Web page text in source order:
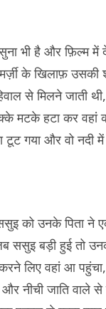
भी है और फ़िल्म में
के खिलाफ़ उसकी
से मिलने जाती
मटके हटा कर
टूट गया और वो
को उनके पिता ने
ससुइ बड़ी हुई तो
लिए वहां आ
नीची जाति वाले